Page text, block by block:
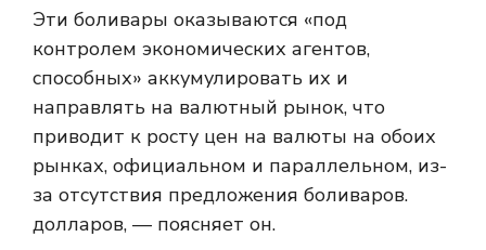
Эти боливары оказываются «под
контролем экономических агентов,
способных» аккумулировать их и
направлять на валютный рынок, что
приводит к росту цен на валюты на обоих
рынках, официальном и параллельном, из-
за отсутствия предложения боливаров.
долларов, — поясняет он.